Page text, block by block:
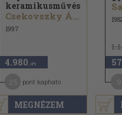
MEGNÉZEM
keramikusművész
Csekovszky Árpád
1997
4.980 ,-Ft
pont kapható